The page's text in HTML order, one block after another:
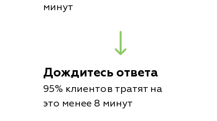
минут
Дождитесь ответа
95% клиентов тратят на
это менее 8 минут